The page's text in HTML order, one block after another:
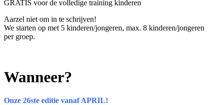
GRATIS voor de volledige training kinderen
Aarzel niet om in te schrijven!
We starten op met 5 kinderen/jongeren, max. 8 kinderen/jongeren
per groep.
Wanneer?
Onze 26ste editie vanaf APRIL!